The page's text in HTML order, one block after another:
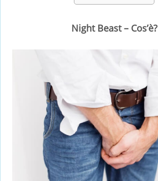
Night Beast – Cos’è?